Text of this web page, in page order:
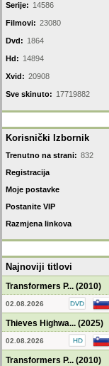
Serije: 14586
Filmovi: 23080
Dvd: 1864
Hd: 14894
Xvid: 20908
Sve skinuto: 17719882
Korisnički Izbornik
Trenutno na strani: 832
Registracija
Moje postavke
Postanite VIP
Razmjena linkova
Najnoviji titlovi
Transformers P... (2010)
02.08.2026
Thieves Highwa... (2025)
02.08.2026
Transformers P... (2010)